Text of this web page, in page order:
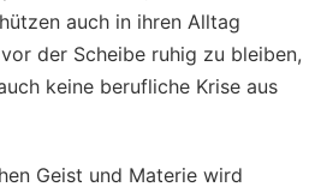
auch in ihren Alltag
der Scheibe ruhig zu bleiben,
keine berufliche Krise aus
Geist und Materie wird